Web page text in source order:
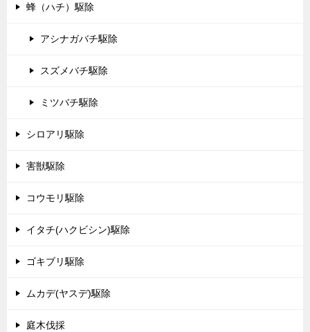
蜂（ハチ）駆除
アシナガバチ駆除
スズメバチ駆除
ミツバチ駆除
シロアリ駆除
害獣駆除
コウモリ駆除
イタチ(ハクビシン)駆除
ゴキブリ駆除
ムカデ(ヤスデ)駆除
庭木伐採